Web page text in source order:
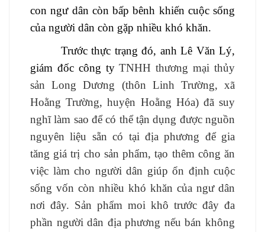
con ngư dân còn bấp bênh khiến cuộc sống
của người dân còn gặp nhiều khó khăn.
Trước thực trạng đó, anh Lê Văn Lý,
giám đốc công tyTNHH thương mại thủy
sản Long Dương (thôn Linh Trường, xã
Hoằng Trường, huyện Hoằng Hóa) đã suy
nghĩ làm sao để có thể tận dụng được nguồn
nguyên liệu sẵn có tại địa phương để gia
tăng giá trị cho sản phẩm, tạo thêm công ăn
việc làm cho người dân giúp ổn định cuộc
sống vốn còn nhiều khó khăn của ngư dân
nơi đây. Sản phẩm moi khô trước đây đa
phần người dân địa phương nếu bán không